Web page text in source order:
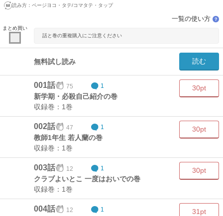
読み方： ページヨコ・タテ/コマタテ・タップ
まとめ買い
一覧の使い方 ？
話と巻の重複購入にご注意ください
無料試し読み 読む
001話 75 1
新学期・必殺自己紹介の巻
収録巻：1巻
30pt
002話 47 1
教師1年生 若人蘭の巻
収録巻：1巻
30pt
003話 12 1
クラブよいとこ 一度はおいでの巻
収録巻：1巻
30pt
004話 12 1 31pt